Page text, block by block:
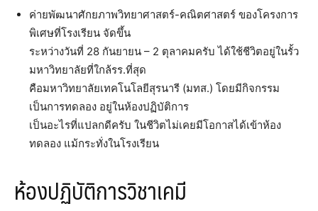
ค่ายพัฒนาศักยภาพวิทยาศาสตร์-คณิตศาสตร์ ของโครงการ
พิเศษที่โรงเรียน จัดขึ้น
ระหว่างวันที่ 28 กันยายน – 2 ตุลาคมครับ ได้ใช้ชีวิตอยู่ในรั้ว
มหาวิทยาลัยที่ใกล้รร.ที่สุด
คือมหาวิทยาลัยเทคโนโลยีสุรนารี (มทส.) โดยมีกิจกรรม
เป็นการทดลอง อยู่ในห้องปฏิบัติการ
เป็นอะไรที่แปลกดีครับ ในชีวิตไม่เคยมีโอกาสได้เข้าห้อง
ทดลอง แม้กระทั่งในโรงเรียน
ห้องปฏิบัติการวิชาเคมี